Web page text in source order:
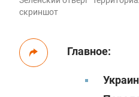
скриншот
Главное: